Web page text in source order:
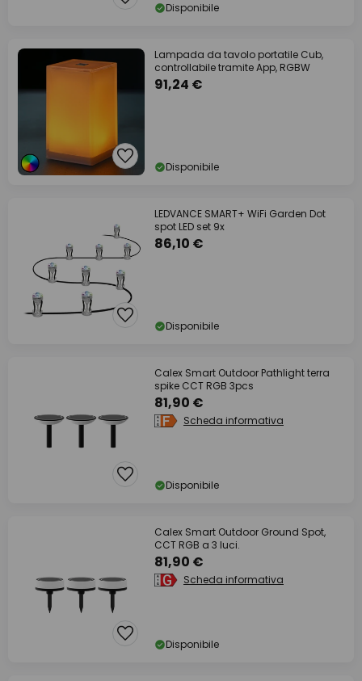
Disponibile
Lampada da tavolo portatile Cub,
controllabile tramite App, RGBW
91,24 €
Disponibile
LEDVANCE SMART+ WiFi Garden Dot
spot LED set 9x
86,10 €
Disponibile
Calex Smart Outdoor Pathlight terra
spike CCT RGB 3pcs
81,90 €
Scheda informativa
Disponibile
Calex Smart Outdoor Ground Spot,
CCT RGB a 3 luci.
81,90 €
Scheda informativa
Disponibile